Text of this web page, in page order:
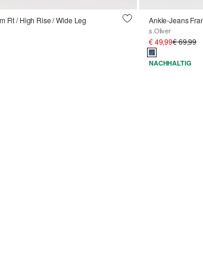
Fit / High Rise / Wide Leg
s.Oliver
€ 49,99€ 69,99
NACHHALTIG